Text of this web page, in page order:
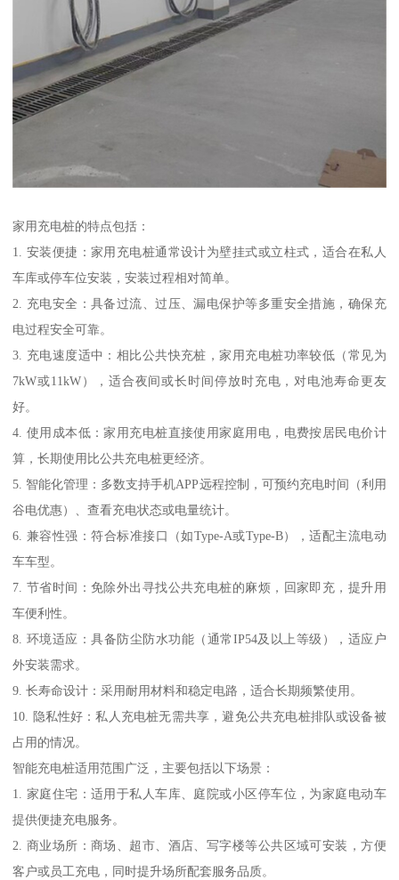
家用充电桩的特点包括：
1. 安装便捷：家用充电桩通常设计为壁挂式或立柱式，适合在私人
车库或停车位安装，安装过程相对简单。
2. 充电安全：具备过流、过压、漏电保护等多重安全措施，确保充
电过程安全可靠。
3. 充电速度适中：相比公共快充桩，家用充电桩功率较低（常见为
7kW或11kW），适合夜间或长时间停放时充电，对电池寿命更友
好。
4. 使用成本低：家用充电桩直接使用家庭用电，电费按居民电价计
算，长期使用比公共充电桩更经济。
5. 智能化管理：多数支持手机APP远程控制，可预约充电时间（利用
谷电优惠）、查看充电状态或电量统计。
6. 兼容性强：符合标准接口（如Type-A或Type-B），适配主流电动
车车型。
7. 节省时间：免除外出寻找公共充电桩的麻烦，回家即充，提升用
车便利性。
8. 环境适应：具备防尘防水功能（通常IP54及以上等级），适应户
外安装需求。
9. 长寿命设计：采用耐用材料和稳定电路，适合长期频繁使用。
10. 隐私性好：私人充电桩无需共享，避免公共充电桩排队或设备被
占用的情况。
智能充电桩适用范围广泛，主要包括以下场景：
1. 家庭住宅：适用于私人车库、庭院或小区停车位，为家庭电动车
提供便捷充电服务。
2. 商业场所：商场、超市、酒店、写字楼等公共区域可安装，方便
客户或员工充电，同时提升场所配套服务品质。